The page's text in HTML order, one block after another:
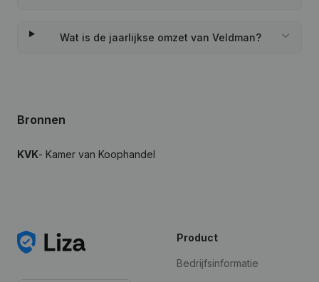
Wat is de jaarlijkse omzet van Veldman?
Bronnen
KVK- Kamer van Koophandel
Product
Bedrijfsinformatie